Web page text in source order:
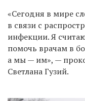
«Сегодня в мире
в связи с
инфекции. Я
помочь врачам в
а мы — им», —
Светлана Гузий.